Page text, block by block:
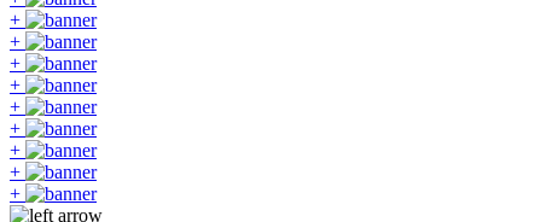
+
+
+
+
+
+
+
+
+